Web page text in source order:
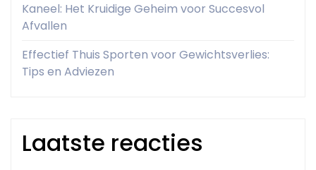
Kaneel: Het Kruidige Geheim voor Succesvol
Afvallen
Effectief Thuis Sporten voor Gewichtsverlies:
Tips en Adviezen
Laatste reacties